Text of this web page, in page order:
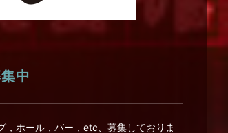
中
，ホール，バー，etc、募集しておりま